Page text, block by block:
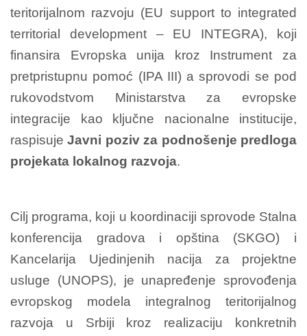
teritorijalnom razvoju (EU support to integrated
territorial development – EU INTEGRA), koji
finansira Evropska unija kroz Instrument za
pretpristupnu pomoć (IPA III) a sprovodi se pod
rukovodstvom Ministarstva za evropske
integracije kao ključne nacionalne institucije,
raspisujeJavni poziv za podnošenje predloga
projekata lokalnog razvoja.
Cilj programa, koji u koordinaciji sprovode Stalna
konferencija gradova i opština (SKGO) i
Kancelarija Ujedinjenih nacija za projektne
usluge (UNOPS), je unapređenje sprovođenja
evropskog modela integralnog teritorijalnog
razvoja u Srbiji kroz realizaciju konkretnih